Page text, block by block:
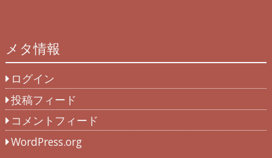
メタ情報
ログイン
投稿フィード
コメントフィード
WordPress.org